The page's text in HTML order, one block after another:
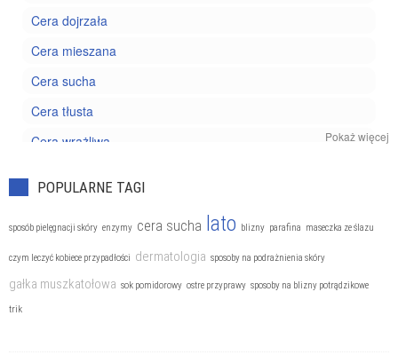
Cera dojrzała
Cera mieszana
Cera sucha
Cera tłusta
Cera wrażliwa
Pokaż więcej
POPULARNE TAGI
sposób pielęgnacji skóry enzymy cera sucha lato blizny parafina maseczka ze ślazu
czym leczyć kobiece przypadłości dermatologia sposoby na podrażnienia skóry
gałka muszkatołowa sok pomidorowy ostre przyprawy sposoby na blizny potrądzikowe
trik